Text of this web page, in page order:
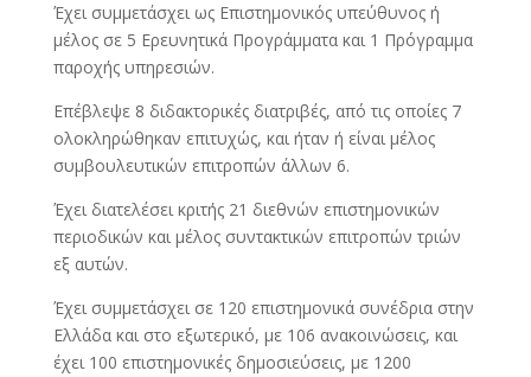
Έχει συμμετάσχει ως Επιστημονικός υπεύθυνος ή
μέλος σε 5 Ερευνητικά Προγράμματα και 1 Πρόγραμμα
παροχής υπηρεσιών.
Επέβλεψε 8 διδακτορικές διατριβές, από τις οποίες 7
ολοκληρώθηκαν επιτυχώς, και ήταν ή είναι μέλος
συμβουλευτικών επιτροπών άλλων 6.
Έχει διατελέσει κριτής 21 διεθνών επιστημονικών
περιοδικών και μέλος συντακτικών επιτροπών τριών
εξ αυτών.
Έχει συμμετάσχει σε 120 επιστημονικά συνέδρια στην
Ελλάδα και στο εξωτερικό, με 106 ανακοινώσεις, και
έχει 100 επιστημονικές δημοσιεύσεις, με 1200